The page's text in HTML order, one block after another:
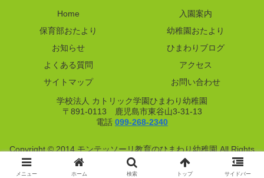
Home
入園案内
保育部おたより
幼稚園おたより
お知らせ
ひまわりブログ
よくある質問
アクセス
サイトマップ
お問い合わせ
学校法人 カトリック学園ひまわり幼稚園
〒891-0113 鹿児島市東谷山3-31-13
電話 099-268-2340
Copyright © 2014 モンテッソーリ教育のひまわり幼稚園 All Rights
Reserved.
メニュー ホーム 検索 トップ サイドバー